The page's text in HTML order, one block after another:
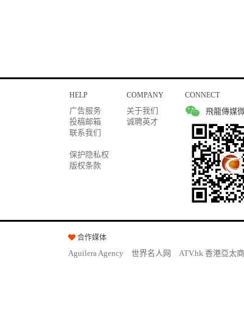
HELP
广告服务
投稿邮箱
联系我们
保护隐私权
版权条款
COMPANY
关于我们
诚聘英才
CONNECT
飛龍傳媒
合作媒体
Aguilera Agency 世界名人网 ATV.hk 香港亞太